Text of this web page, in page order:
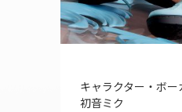
キャラクター・ボ
初音ミク